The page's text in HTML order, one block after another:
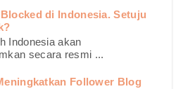
di Indonesia. Setuju
Indonesia akan
secara resmi ...
Follower Blog